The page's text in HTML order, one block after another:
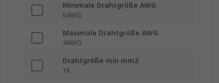
Minimale Drahtgröße AWG
6AWG
Maximale Drahtgröße AWG
4AWG
Drahtgröße min mm2
16